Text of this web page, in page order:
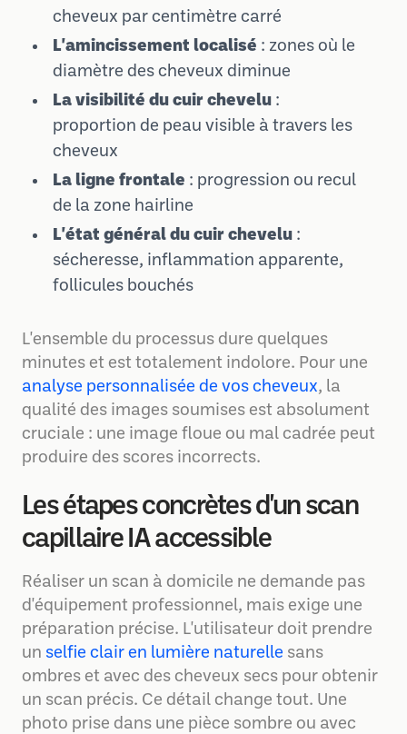
cheveux par centimètre carré
L'amincissement localisé : zones où le
diamètre des cheveux diminue
La visibilité du cuir chevelu :
proportion de peau visible à travers les
cheveux
La ligne frontale : progression ou recul
de la zone hairline
L'état général du cuir chevelu :
sécheresse, inflammation apparente,
follicules bouchés
L'ensemble du processus dure quelques
minutes et est totalement indolore. Pour une
analyse personnalisée de vos cheveux, la
qualité des images soumises est absolument
cruciale : une image floue ou mal cadrée peut
produire des scores incorrects.
Les étapes concrètes d'un scan
capillaire IA accessible
Réaliser un scan à domicile ne demande pas
d'équipement professionnel, mais exige une
préparation précise. L'utilisateur doit prendre
un selfie clair en lumière naturelle sans
ombres et avec des cheveux secs pour obtenir
un scan précis. Ce détail change tout. Une
photo prise dans une pièce sombre ou avec